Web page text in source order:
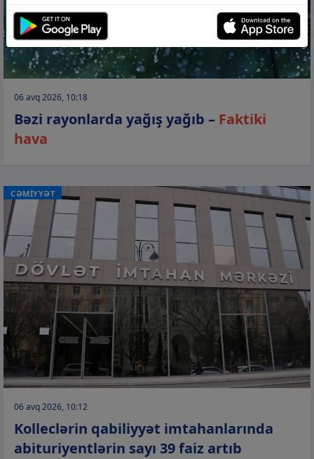
06 avq 2026, 10:18
Bəzi rayonlarda yağış yağıb – Faktiki
hava
CƏMİYYƏT
06 avq 2026, 10:12
Kolleclərin qabiliyyət imtahanlarında
abituriyentlərin sayı 39 faiz artıb